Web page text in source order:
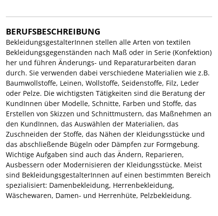
BERUFSBESCHREIBUNG
BekleidungsgestalterInnen stellen alle Arten von textilen
Bekleidungsgegenständen nach Maß oder in Serie (Konfektion)
her und führen Änderungs- und Reparaturarbeiten daran
durch. Sie verwenden dabei verschiedene Materialien wie z.B.
Baumwollstoffe, Leinen, Wollstoffe, Seidenstoffe, Filz, Leder
oder Pelze. Die wichtigsten Tätigkeiten sind die Beratung der
KundInnen über Modelle, Schnitte, Farben und Stoffe, das
Erstellen von Skizzen und Schnittmustern, das Maßnehmen an
den KundInnen, das Auswählen der Materialien, das
Zuschneiden der Stoffe, das Nähen der Kleidungsstücke und
das abschließende Bügeln oder Dämpfen zur Formgebung.
Wichtige Aufgaben sind auch das Ändern, Reparieren,
Ausbessern oder Modernisieren der Kleidungsstücke. Meist
sind BekleidungsgestalterInnen auf einen bestimmten Bereich
spezialisiert: Damenbekleidung, Herrenbekleidung,
Wäschewaren, Damen- und Herrenhüte, Pelzbekleidung.